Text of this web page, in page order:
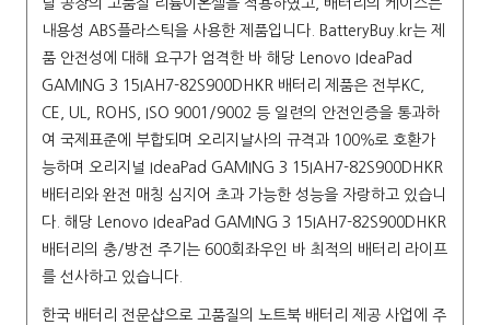
날 공장의 고품질 리튬이온셀을 적용하였고, 배터리의 케이스는
내용성 ABS플라스틱을 사용한 제품입니다. BatteryBuy.kr는 제
품 안전성에 대해 요구가 엄격한 바 해당
Lenovo IdeaPad
GAMING 3 15IAH7-82S900DHKR 배터리 제품은 전부KC,
CE, UL, ROHS, ISO 9001/9002 등 일련의 안전인증을 통과하
여 국제표준에 부합되며 오리지날사의 규격과 100％로 호환가
능하며 오리지널 IdeaPad GAMING 3 15IAH7-82S900DHKR
배터리와 완전 매칭 심지어 초과 가능한 성능을 자랑하고 있습니
다. 해당 Lenovo IdeaPad GAMING 3 15IAH7-82S900DHKR
배터리의 충/방전 주기는 600회좌우인 바 최적의 배터리 라이프
를 선사하고 있습니다.
한국 배터리 전문샵으로 고품질의 노트북 배터리 제공 사업에 주